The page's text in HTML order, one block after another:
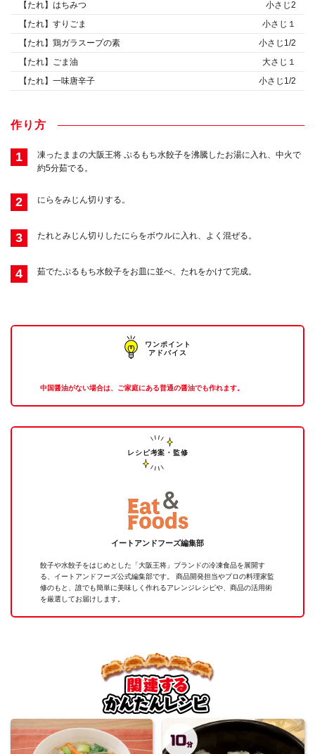
【たれ】はちみつ
小さじ2
【たれ】すりごま
小さじ１
【たれ】鶏ガラスープの素
小さじ1/2
【たれ】ごま油
大さじ１
【たれ】一味唐辛子
小さじ1/2
作り方
1
凍ったままの大阪王将 ぷるもち水餃子を沸騰したお湯に入れ、中火で
約5分茹でる。
2 にらをみじん切りする。
3 たれとみじん切りしたにらをボウルに入れ、よく混ぜる。
4 茹でたぷるもち水餃子をお皿に並べ、たれをかけて完成。
ワンポイント
アドバイス
中国醤油がない場合は、ご家庭にある普通の醤油でも作れます。
レシピ考案・監修
イートアンドフーズ編集部
餃子や水餃子をはじめとした「大阪王将」ブランドの冷凍食品を展開す
る、イートアンドフーズ公式編集部です。 商品開発担当やプロの料理家監
修のもと、誰でも簡単に美味しく作れるアレンジレシピや、商品の活用術
を厳選してお届けします。